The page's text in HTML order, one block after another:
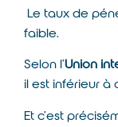
Le taux de
faible.
Selon l’Union
il est inférieur à
Et c’est